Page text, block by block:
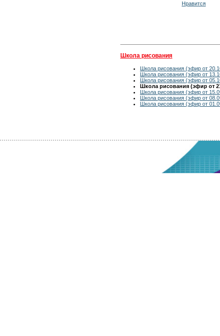
Нравится
Школа рисования
Школа рисования (эфир от
Школа рисования (эфир от
Школа рисования (эфир от
Школа рисования (эфир от
Школа рисования (эфир от
Школа рисования (эфир от
Школа рисования (эфир от